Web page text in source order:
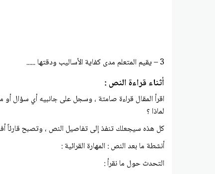
3 – يقيم المتعلم مدى كفاية الأساليب ودقتها ......
أثناء قراءة النص :
اقرأ المقال قراءة صامتة ، وسجل على جانبيه أي سؤال
لماذا ؟
كل هذه سيجعلك تنفذ إلى تفاصيل النص ، وتصبح قارئاً
أنشطة ما بعد النص : المهارة القرائية :
التحدث حول ما نقرأ :